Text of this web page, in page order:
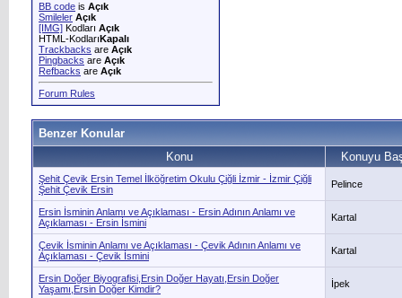
BB code is Açık
Smileler Açık
[IMG] Kodları Açık
HTML-KodlarıKapalı
Trackbacks are Açık
Pingbacks are Açık
Refbacks are Açık
Forum Rules
Benzer Konular
Konu
Konuyu
Şehit Çevik Ersin Temel İlköğretim Okulu Çiğli İzmir - İzmir Çiğli
Şehit Çevik Ersin
Pelince
Ersin İsminin Anlamı ve Açıklaması - Ersin Adının Anlamı ve
Açıklaması - Ersin İsmini
Kartal
Çevik İsminin Anlamı ve Açıklaması - Çevik Adının Anlamı ve
Açıklaması - Çevik İsmini
Kartal
Ersin Doğer Biyografisi,Ersin Doğer Hayatı,Ersin Doğer
Yaşamı,Ersin Doğer Kimdir?
İpek